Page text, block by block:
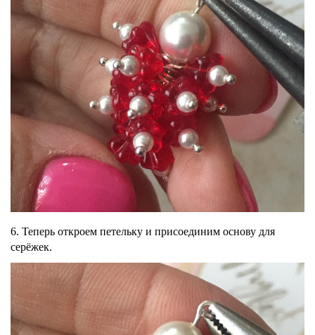
6. Теперь откроем петельку и присоединим основу для
серёжек.